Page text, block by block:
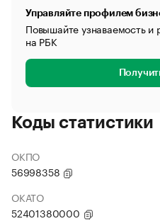
Управляйте профилем
Повышайте узнаваемость и
на РБК
Коды статистики
ОКПО
56998358
ОКАТО
52401380000